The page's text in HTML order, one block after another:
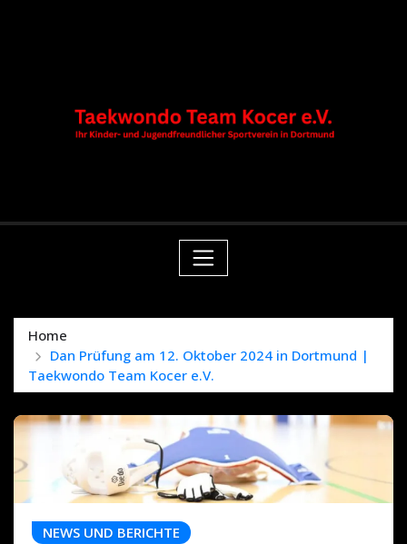
Home
Dan Prüfung am 12. Oktober 2024 in Dortmund |
Taekwondo Team Kocer e.V.
NEWS UND BERICHTE